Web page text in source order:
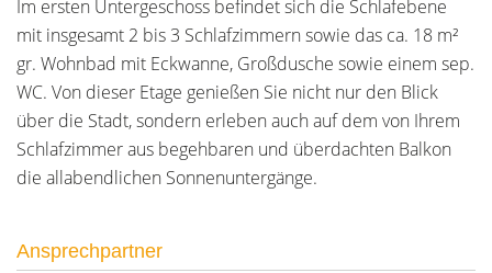
Im ersten Untergeschoss befindet sich die Schlafebene
mit insgesamt 2 bis 3 Schlafzimmern sowie das ca. 18 m²
gr. Wohnbad mit Eckwanne, Großdusche sowie einem sep.
WC. Von dieser Etage genießen Sie nicht nur den Blick
über die Stadt, sondern erleben auch auf dem von Ihrem
Schlafzimmer aus begehbaren und überdachten Balkon
die allabendlichen Sonnenuntergänge.
Ansprechpartner